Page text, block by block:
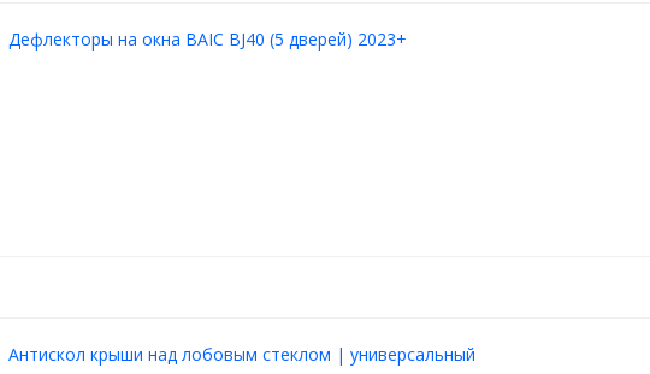
Дефлекторы на окна BAIC BJ40 (5 дверей) 2023+
Антискол крыши над лобовым стеклом | универсальный